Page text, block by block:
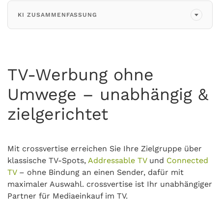
KI ZUSAMMENFASSUNG
TV-Werbung ohne
Umwege – unabhängig &
zielgerichtet
Mit crossvertise erreichen Sie Ihre Zielgruppe über
klassische TV-Spots, Addressable TVund Connected
TV– ohne Bindung an einen Sender, dafür mit
maximaler Auswahl. crossvertise ist Ihr unabhängiger
Partner für Mediaeinkauf im TV.